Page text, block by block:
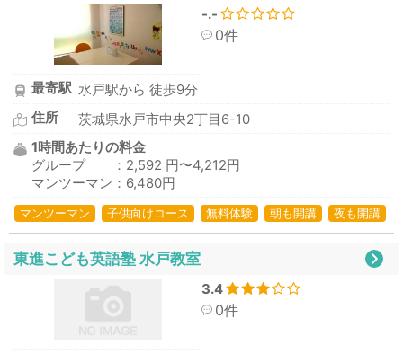
-.-
0件
最寄駅 水戸駅から 徒歩9分
住所
茨城県水戸市中央2丁目6-10
1時間あたりの料金
グループ ：2,592 円〜4,212円
マンツーマン：6,480円
マンツーマン 子供向けコース 無料体験 朝も開講 夜も開講
東進こども英語塾 水戸教室
3.4
0件